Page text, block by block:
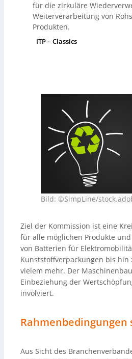
für die zirkuläre
Weiterverarbeitung von
Produkten.
ITP – Classics
Bild: ©SimpLine/
Ziel der Kommission ist eine
für alle möglichen Produkte
von Batterien für
Kunststoffverpackungen bis hin
vielem mehr. Der
Einbeziehung der
involviert.
Rahmenbedingungen
Aus Sicht des